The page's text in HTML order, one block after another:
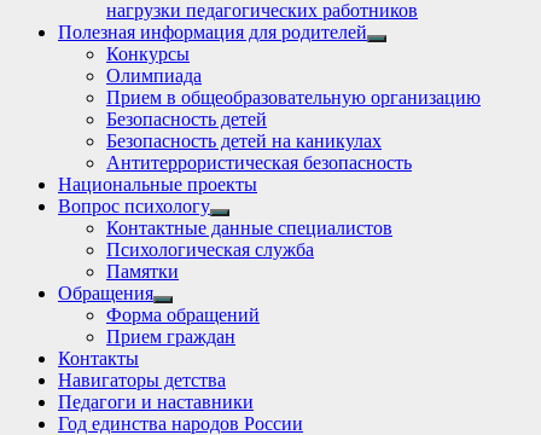
нагрузки педагогических работников
Полезная информация для родителей
Show
Конкурсы
Олимпиада
Прием в общеобразовательную организацию
Безопасность детей
Безопасность детей на каникулах
Антитеррористическая безопасность
Национальные проекты
Вопрос психологу
Show
sub
menu
Контактные данные специалистов
Психологическая служба
Памятки
Обращения
Show
sub
menu
Форма обращений
Прием граждан
Контакты
Навигаторы детства
Педагоги и наставники
Год единства народов России